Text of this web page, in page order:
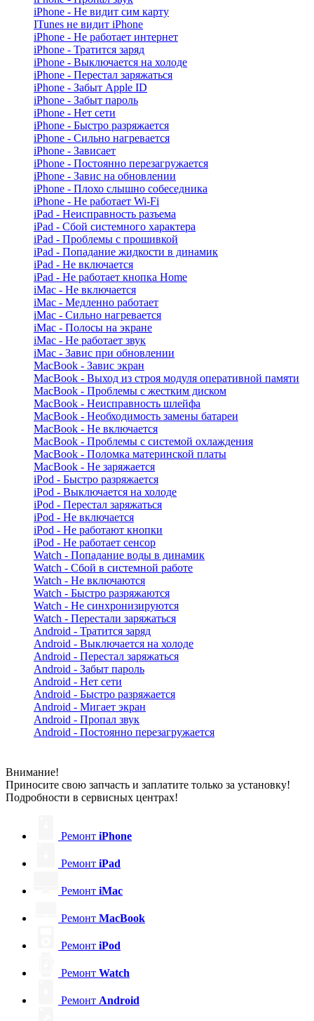
iPhone - Не видит сим карту
ITunes не видит iPhone
iPhone - Не работает интернет
iPhone - Тратится заряд
iPhone - Выключается на холоде
iPhone - Перестал заряжаться
iPhone - Забыт Apple ID
iPhone - Забыт пароль
iPhone - Нет сети
iPhone - Быстро разряжается
iPhone - Сильно нагревается
iPhone - Зависает
iPhone - Постоянно перезагружается
iPhone - Завис на обновлении
iPhone - Плохо слышно собеседника
iPhone - Не работает Wi-Fi
iPad - Неисправность разъема
iPad - Сбой системного характера
iPad - Проблемы с прошивкой
iPad - Попадание жидкости в динамик
iPad - Не включается
iPad - Не работает кнопка Home
iMac - Не включается
iMac - Медленно работает
iMac - Сильно нагревается
iMac - Полосы на экране
iMac - Не работает звук
iMac - Завис при обновлении
MacBook - Завис экран
MacBook - Выход из строя модуля оперативной памяти
MacBook - Проблемы с жестким диском
MacBook - Неисправность шлейфа
MacBook - Необходимость замены батареи
MacBook - Не включается
MacBook - Проблемы с системой охлаждения
MacBook - Поломка материнской платы
MacBook - Не заряжается
iPod - Быстро разряжается
iPod - Выключается на холоде
iPod - Перестал заряжаться
iPod - Не включается
iPod - Не работают кнопки
iPod - Не работает сенсор
Watch - Попадание воды в динамик
Watch - Сбой в системной работе
Watch - Не включаются
Watch - Быстро разряжаются
Watch - Не синхронизируются
Watch - Перестали заряжаться
Android - Тратится заряд
Android - Выключается на холоде
Android - Перестал заряжаться
Android - Забыт пароль
Android - Нет сети
Android - Быстро разряжается
Android - Мигает экран
Android - Пропал звук
Android - Постоянно перезагружается
Внимание!
Приносите свою запчасть и заплатите только за установку!
Подробности в сервисных центрах!
Ремонт iPhone
Ремонт iPad
Ремонт iMac
Ремонт MacBook
Ремонт iPod
Ремонт Watch
Ремонт Android